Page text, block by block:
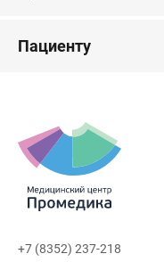
Пациенту
+7 (8352) 237-218